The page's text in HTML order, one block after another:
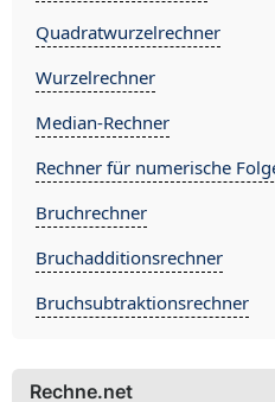
Quadratwurzelrechner
Wurzelrechner
Median-Rechner
Rechner für numerische
Bruchrechner
Bruchadditionsrechner
Bruchsubtraktionsrechner
Rechne.net